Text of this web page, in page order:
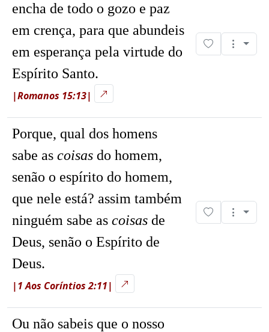
encha de todo o gozo e paz
em crença, para que abundeis
em esperança pela virtude do
Espírito Santo.
|Romanos 15:13|
Porque, qual dos homens
sabe as coisas do homem,
senão o espírito do homem,
que nele está? assim também
ninguém sabe as coisas de
Deus, senão o Espírito de
Deus.
|1 Aos Coríntios 2:11|
Ou não sabeis que o nosso